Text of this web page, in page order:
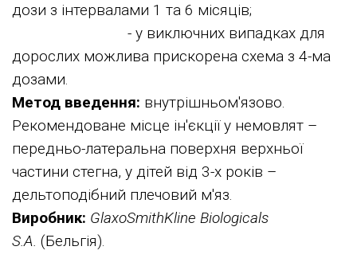
дози з інтервалами 1 та 6 місяців;
- у виключних випадках для
дорослих можлива прискорена схема з 4-ма
дозами.
Метод введення: внутрішньом'язово.
Рекомендоване місце ін'єкції у немовлят –
передньо-латеральна поверхня верхньої
частини стегна, у дітей від 3-х років –
дельтоподібний плечовий м'яз.
Виробник: GlaxoSmithKline Biologicals
S.A. (Бельгія).